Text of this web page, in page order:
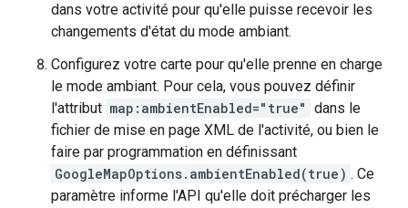
dans votre activité pour qu'elle puisse recevoir les
changements d'état du mode ambiant.
Configurez votre carte pour qu'elle prenne en charge
le mode ambiant. Pour cela, vous pouvez définir
l'attribut map:ambientEnabled="true" dans le
fichier de mise en page XML de l'activité, ou bien le
faire par programmation en définissant
GoogleMapOptions.ambientEnabled(true) . Ce
paramètre informe l'API qu'elle doit précharger les